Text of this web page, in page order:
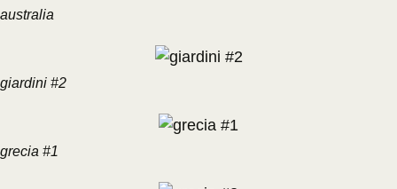
australia
giardini #2
grecia #1